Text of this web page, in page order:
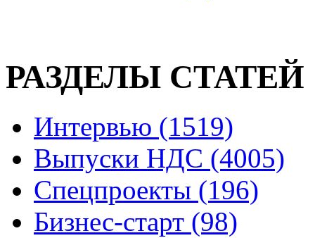
РАЗДЕЛЫ СТАТЕЙ
Интервью (1519)
Выпуски НДС (4005)
Спецпроекты (196)
Бизнес-старт (98)